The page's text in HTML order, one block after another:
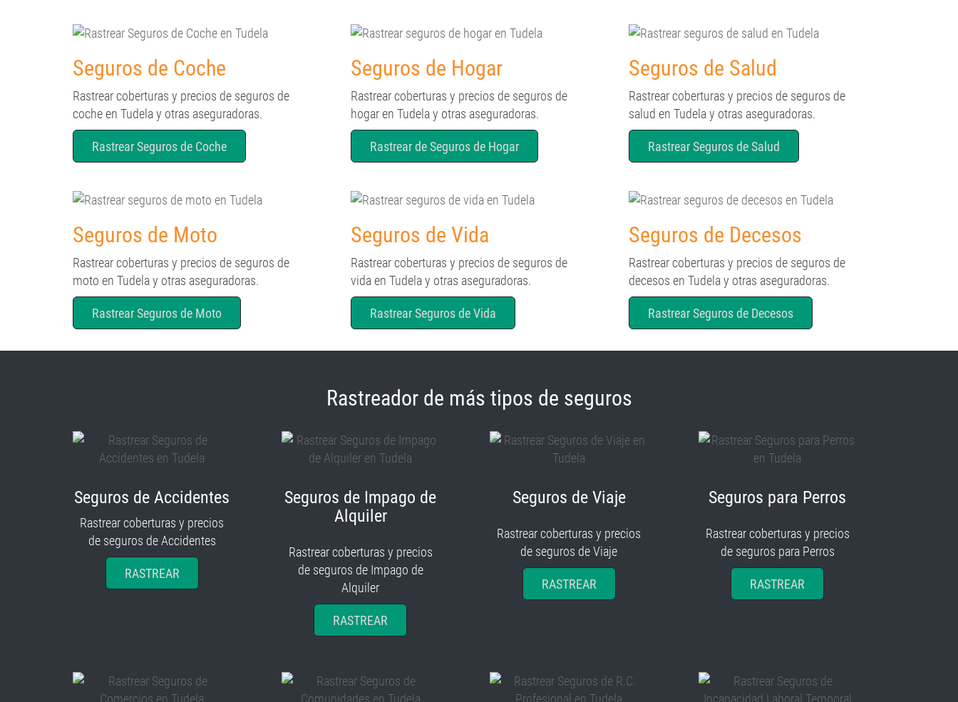
Seguros de Coche
Rastrear coberturas y precios de seguros de
coche en Tudela y otras aseguradoras.
Rastrear Seguros de Coche
Seguros de Hogar
Rastrear coberturas y precios de seguros de
hogar en Tudela y otras aseguradoras.
Rastrear de Seguros de Hogar
Seguros de Salud
Rastrear coberturas y precios de seguros de
salud en Tudela y otras aseguradoras.
Rastrear Seguros de Salud
Seguros de Moto
Rastrear coberturas y precios de seguros de
moto en Tudela y otras aseguradoras.
Rastrear Seguros de Moto
Seguros de Vida
Rastrear coberturas y precios de seguros de
vida en Tudela y otras aseguradoras.
Rastrear Seguros de Vida
Seguros de Decesos
Rastrear coberturas y precios de seguros de
decesos en Tudela y otras aseguradoras.
Rastrear Seguros de Decesos
Rastreador de más tipos de seguros
Seguros de Accidentes
Rastrear coberturas y precios
de seguros de Accidentes
RASTREAR
Seguros de Impago de
Alquiler
Rastrear coberturas y precios
de seguros de Impago de
Alquiler
RASTREAR
Seguros de Viaje
Rastrear coberturas y precios
de seguros de Viaje
RASTREAR
Seguros para Perros
Rastrear coberturas y precios
de seguros para Perros
RASTREAR